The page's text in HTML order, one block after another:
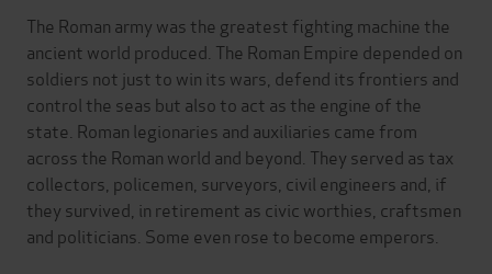
The Roman army was the greatest fighting machine the
ancient world produced. The Roman Empire depended on
soldiers not just to win its wars, defend its frontiers and
control the seas but also to act as the engine of the
state. Roman legionaries and auxiliaries came from
across the Roman world and beyond. They served as tax
collectors, policemen, surveyors, civil engineers and, if
they survived, in retirement as civic worthies, craftsmen
and politicians. Some even rose to become emperors.